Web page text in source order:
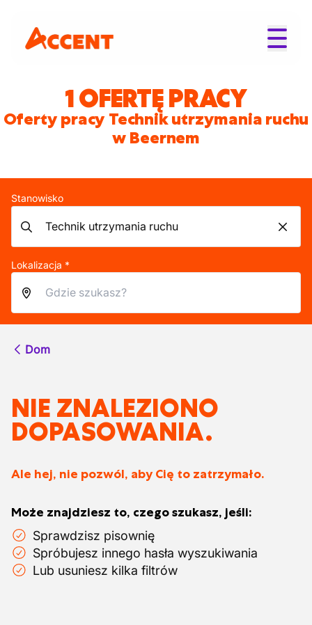
1 OFERTĘ PRACY
Oferty pracy Technik utrzymania ruchu
w Beernem
Stanowisko
Lokalizacja *
Dom
NIE ZNALEZIONO
DOPASOWANIA.
Ale hej, nie pozwól, aby Cię to zatrzymało.
Może znajdziesz to, czego szukasz, jeśli:
Sprawdzisz pisownię
Spróbujesz innego hasła wyszukiwania
Lub usuniesz kilka filtrów